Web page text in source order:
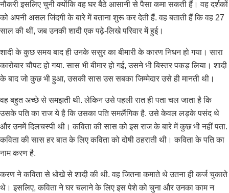
नौकरी इसलिए चुनी क्योंकि वह घर बैठे आसानी से पैसा कमा सकती हैं। वह दर्शकों
को अपनी असल जिंदगी के बारे में बताना शुरू कर देती हैं. वह बताती हैं कि वह 27
साल की थीं, जब उनकी शादी एक पढ़े-लिखे परिवार में हुई।
शादी के कुछ समय बाद ही उनके ससुर का बीमारी के कारण निधन हो गया। सारा
कारोबार चौपट हो गया. सास भी बीमार हो गई, उसने भी बिस्तर पकड़ लिया। शादी
के बाद जो कुछ भी हुआ, उसकी सास उस सबका जिम्मेदार उसे ही मानती थी।
वह बहुत अच्छे से समझती थी. लेकिन उसे पहली रात ही पता चल जाता है कि
उसके पति का राज ये है कि उसका पति समलैंगिक है. उसे केवल लड़के पसंद थे
और उनमें दिलचस्पी थी। कविता की सास को इस राज के बारे में कुछ भी नहीं पता.
कविता की सास हर बात के लिए कविता को दोषी ठहराती थी। कविता के पति का
नाम करण है.
करण ने कविता से धोखे से शादी की थी. वह जितना कमाते थे उतना ही कर्ज चुकाते
थे। इसलिए, कविता ने घर चलाने के लिए इस पेशे को चुना और उनका काम न